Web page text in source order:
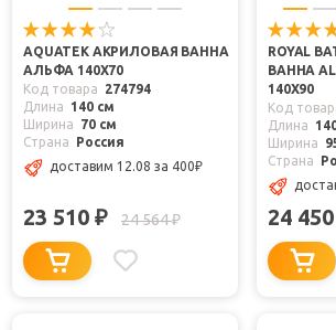
AQUATEK АКРИЛОВАЯ ВАННА
АЛЬФА 140X70
Код товара
274794
Длина
140 см
Ширина
70 см
Страна
Россия
доставим 12.08 за 400₽
23 510 ₽ 24 564₽
ROYAL
ВАННА
140Х90
Код
Длина
Ширина
Страна
24 450